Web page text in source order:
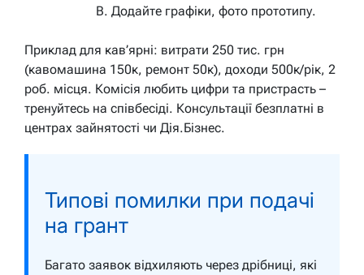
B. Додайте графіки, фото прототипу.
Приклад для кав’ярні: витрати 250 тис. грн
(кавомашина 150к, ремонт 50к), доходи 500к/рік, 2
роб. місця. Комісія любить цифри та пристрасть –
тренуйтесь на співбесіді. Консультації безплатні в
центрах зайнятості чи Дія.Бізнес.
Типові помилки при подачі
на грант
Багато заявок відхиляють через дрібниці, які